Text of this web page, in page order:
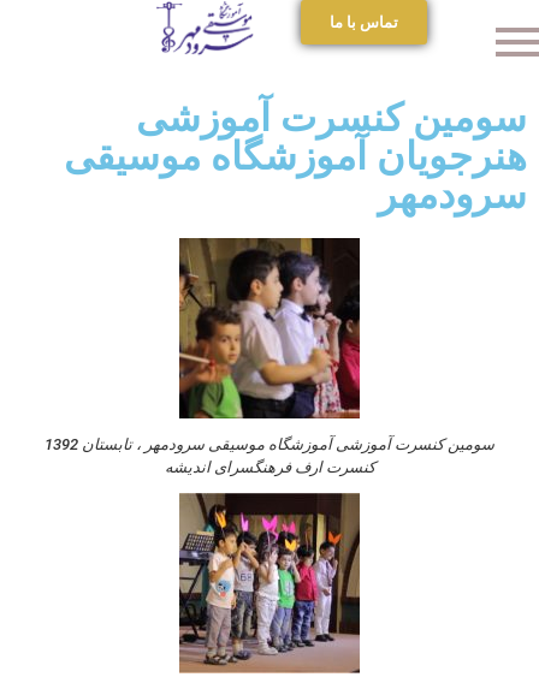
تماس با ما
سومین کنسرت آموزشی
هنرجویان آموزشگاه موسیقی
سرودمهر
سومین کنسرت آموزشی آموزشگاه موسیقی سرودمهر ، تابستان 1392
کنسرت ارف فرهنگسرای اندیشه